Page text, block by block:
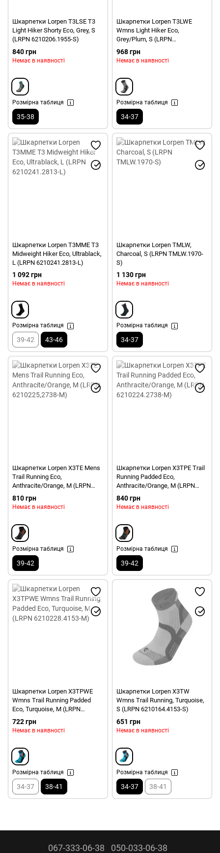
Шкарпетки Lorpen T3LSE T3
Light Hiker Shorty Eco, Grey, S
(LRPN 6210206.1955-S)
840 грн
Немає в наявності
Розмірна таблиця
35-38
Шкарпетки Lorpen T3LWE
Wmns Light Hiker Eco,
Grey/Plum, S (LRPN
6210200.2731-S)
968 грн
Немає в наявності
Розмірна таблиця
34-37
Шкарпетки Lorpen T3MME T3
Midweight Hiker Eco, Ultrablack,
L (LRPN 6210241.2813-L)
1 092 грн
Немає в наявності
Розмірна таблиця
39-42 43-46
Шкарпетки Lorpen TMLW,
Charcoal, S (LRPN TMLW.1970-
S)
1 130 грн
Немає в наявності
Розмірна таблиця
34-37
Шкарпетки Lorpen X3TE Mens
Trail Running Eco,
Anthracite/Orange, M (LRPN
6210225,2738-M)
810 грн
Немає в наявності
Розмірна таблиця
39-42
Шкарпетки Lorpen X3TPE Trail
Running Padded Eco,
Anthracite/Orange, M (LRPN
6210224.2738-M)
840 грн
Немає в наявності
Розмірна таблиця
39-42
Шкарпетки Lorpen X3TPWE
Wmns Trail Running Padded
Eco, Turquoise, M (LRPN
6210228.4153-M)
722 грн
Немає в наявності
Розмірна таблиця
34-37 38-41
Шкарпетки Lorpen X3TW
Wmns Trail Running, Turquoise,
S (LRPN 6210164.4153-S)
651 грн
Немає в наявності
Розмірна таблиця
34-37 38-41
067-333-06-38 050-033-06-38